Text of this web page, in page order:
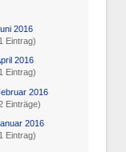
2016
Eintrag)
2016
Eintrag)
2016
Einträge)
2016
Eintrag)